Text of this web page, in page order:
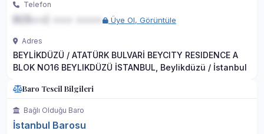
Telefon
Üye Ol, Görüntüle
Adres
BEYLİKDÜZÜ / ATATÜRK BULVARİ BEYCITY RESIDENCE A
BLOK NO16 BEYLIKDÜZÜ İSTANBUL, Beylikdüzü / İstanbul
Baro Tescil Bilgileri
Bağlı Olduğu Baro
İstanbul Barosu